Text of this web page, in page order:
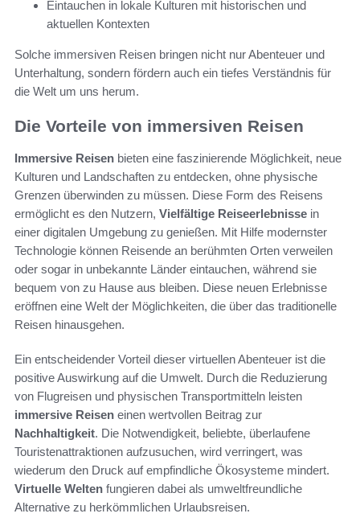
Eintauchen in lokale Kulturen mit historischen und
aktuellen Kontexten
Solche immersiven Reisen bringen nicht nur Abenteuer und
Unterhaltung, sondern fördern auch ein tiefes Verständnis für
die Welt um uns herum.
Die Vorteile von immersiven Reisen
Immersive Reisen bieten eine faszinierende Möglichkeit, neue
Kulturen und Landschaften zu entdecken, ohne physische
Grenzen überwinden zu müssen. Diese Form des Reisens
ermöglicht es den Nutzern, Vielfältige Reiseerlebnisse in
einer digitalen Umgebung zu genießen. Mit Hilfe modernster
Technologie können Reisende an berühmten Orten verweilen
oder sogar in unbekannte Länder eintauchen, während sie
bequem von zu Hause aus bleiben. Diese neuen Erlebnisse
eröffnen eine Welt der Möglichkeiten, die über das traditionelle
Reisen hinausgehen.
Ein entscheidender Vorteil dieser virtuellen Abenteuer ist die
positive Auswirkung auf die Umwelt. Durch die Reduzierung
von Flugreisen und physischen Transportmitteln leisten
immersive Reisen einen wertvollen Beitrag zur
Nachhaltigkeit. Die Notwendigkeit, beliebte, überlaufene
Touristenattraktionen aufzusuchen, wird verringert, was
wiederum den Druck auf empfindliche Ökosysteme mindert.
Virtuelle Welten fungieren dabei als umweltfreundliche
Alternative zu herkömmlichen Urlaubsreisen.